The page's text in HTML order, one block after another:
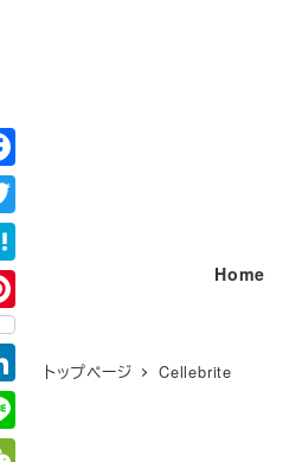
コ
ン
テ
ン
ツ
へ
移
動
Home
トップページ Cellebrite